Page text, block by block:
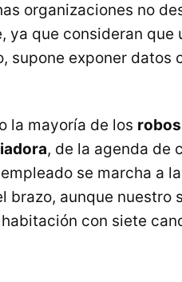
organizaciones no
ya que consideran que
supone exponer datos
la mayoría de los
, de la agenda de
se marcha a
brazo, aunque nuestro
con siete